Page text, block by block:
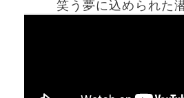
笑う夢に込められた